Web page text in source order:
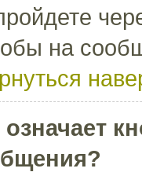
на
означает